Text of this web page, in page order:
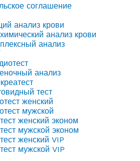
соглашение
анализ крови
анализ крови
анализ
анализ
тест
женский
мужской
женский эконом
мужской эконом
женский VIP
мужской VIP